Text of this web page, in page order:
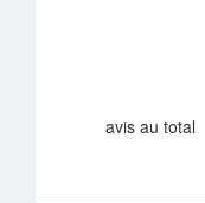
avis au total